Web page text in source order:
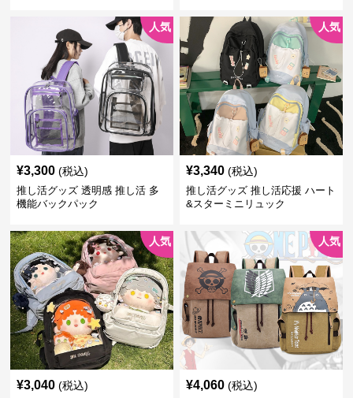
人気
¥3,300 (税込)
推し活グッズ 透明感 推し活 多
機能バックパック
人気
¥3,340 (税込)
推し活グッズ 推し活応援 ハート
&スターミニリュック
人気
¥3,040 (税込)
人気
¥4,060 (税込)